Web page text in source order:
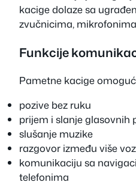
kacige dolaze sa
zvučnicima,
Funkcije
Pametne kacige
pozive bez ruku
prijem i slanje glasovnih
slušanje muzike
razgovor između više
komunikaciju sa
telefonima